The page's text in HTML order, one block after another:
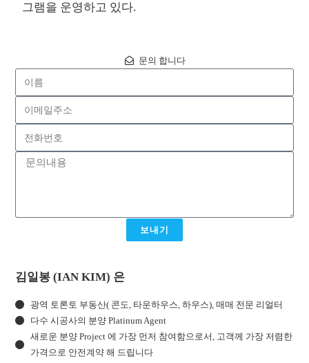
그램을 운영하고 있다.
문의 합니다
보내기
김일봉 (IAN KIM) 은
광역 토론토 부동산( 콘도, 타운하우스, 하우스), 매매 전문 리얼터
다수 시공사의 분양 Platinum Agent
새로운 분양 Project 에 가장 먼저 참여함으로서, 고객께 가장 저렴한
가격으로 안전계약 해 드립니다